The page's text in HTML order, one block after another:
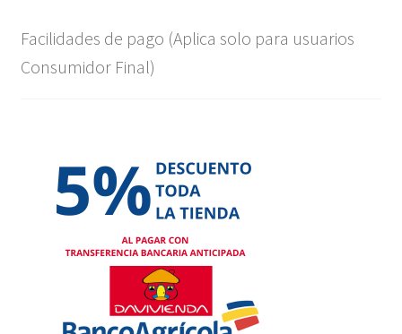
Facilidades de pago (Aplica solo para usuarios
Consumidor Final)